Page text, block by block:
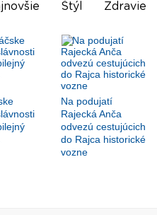
Štýl Zdravie
Na podujatí
Rajecká Anča
odvezú cestujúcich
do Rajca historické
vozne